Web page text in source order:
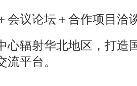
会议论坛＋合作项目洽
心辐射华北地区，打造
平台。